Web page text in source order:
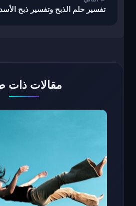
تفسير حلم الذبح وتفسير ذبح
مقالات ذات